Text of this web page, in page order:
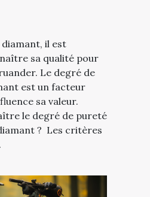
il est
sa qualité pour
Le degré de
est un facteur
sa valeur.
le degré de pureté
? Les critères